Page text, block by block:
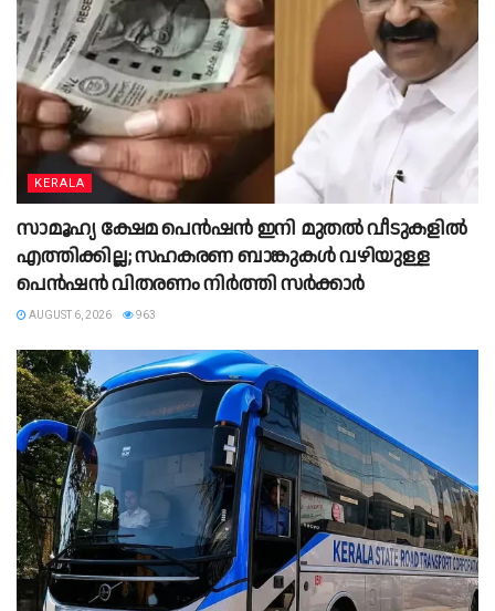
KERALA
സാമൂഹ്യ ക്ഷേമ പെൻഷൻ ഇനി മുതൽ വീടുകളിൽ
എത്തിക്കില്ല; സഹകരണ ബാങ്കുകൾ വഴിയുള്ള
പെൻഷൻ വിതരണം നിർത്തി സർക്കാർ
AUGUST 6, 2026 963